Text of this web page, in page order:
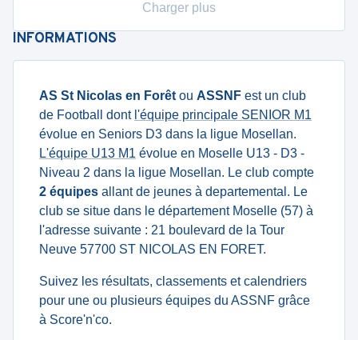
Charger plus
INFORMATIONS
AS St Nicolas en Forêt ou ASSNF est un club
de Football dont l'équipe principale SENIOR M1
évolue en Seniors D3 dans la ligue Mosellan.
L'équipe U13 M1 évolue en Moselle U13 - D3 -
Niveau 2 dans la ligue Mosellan. Le club compte
2 équipes allant de jeunes à departemental. Le
club se situe dans le département Moselle (57) à
l'adresse suivante : 21 boulevard de la Tour
Neuve 57700 ST NICOLAS EN FORET.
Suivez les résultats, classements et calendriers
pour une ou plusieurs équipes du ASSNF grâce
à Score'n'co.